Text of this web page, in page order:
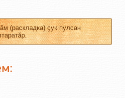
(раскладка) ҫук пулсан